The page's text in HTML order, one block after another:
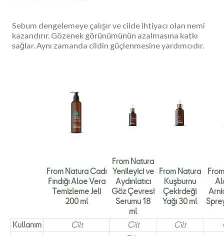
Sebum dengelemeye çalışır ve cilde ihtiyacı olan nemi
kazandırır. Gözenek görünümünün azalmasına katkı
sağlar. Aynı zamanda cildin güçlenmesine yardımcıdır.
From Natura Cadı
Fındığı Aloe Vera
Temizleme Jeli
200 ml
From Natura
Yenileyici ve
Aydınlatıcı
Göz Çevresi
Serumu 18
ml
From Natura
Kuşburnu
Çekirdeği
Yağı 30 ml
Kullanım Cilt Cilt Cilt